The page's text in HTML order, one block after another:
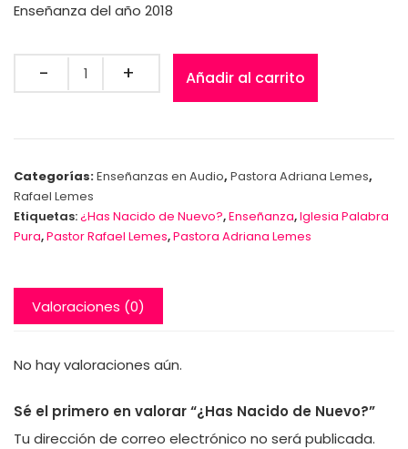
Enseñanza del año 2018
Añadir al carrito
Categorías:Enseñanzas en Audio, Pastora Adriana Lemes,
Rafael Lemes
Etiquetas:¿Has Nacido de Nuevo?,Enseñanza,Iglesia Palabra
Pura,Pastor Rafael Lemes,Pastora Adriana Lemes
Valoraciones (0)
No hay valoraciones aún.
Sé el primero en valorar “¿Has Nacido de Nuevo?”
Tu dirección de correo electrónico no será publicada.